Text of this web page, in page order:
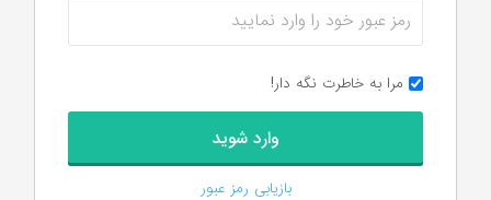
مرا به خاطرت نگه دار!
بازیابی رمز عبور